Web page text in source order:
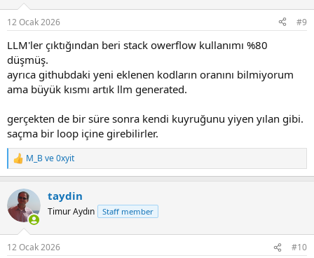
s
12 Ocak 2026 #9
LLM'ler çıktığından beri stack owerflow kullanımı %80
düşmüş.
ayrıca githubdaki yeni eklenen kodların oranını bilmiyorum
ama büyük kısmı artık llm generated.
gerçekten de bir süre sonra kendi kuyruğunu yiyen yılan gibi.
saçma bir loop içine girebilirler.
R
e
c
t
i
s
M_Bve0xyit
taydin
Timur Aydın Staff member
12 Ocak 2026 #10